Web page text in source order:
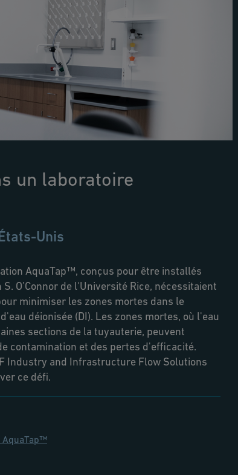
un laboratoire
Unis
AquaTap™, conçus pour être installés
O’Connor de l'Université Rice, nécessitaient
minimiser les zones mortes dans le
déionisée (DI). Les zones mortes, où l'eau
sections de la tuyauterie, peuvent
contamination et des pertes d'efficacité.
Industry and Infrastructure Flow Solutions
ce défi.
AquaTap™